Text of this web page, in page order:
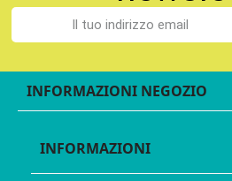
INFORMAZIONI NEGOZIO
INFORMAZIONI